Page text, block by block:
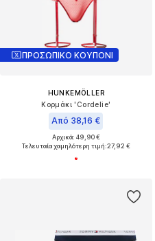
ΠΡΟΣΩΠΙΚΟ ΚΟΥΠΟΝΙ
HUNKEMÖLLER
Κορμάκι 'Cordelie'
Από 38,16 €
Αρχικά: 49,90 €
Τελευταία χαμηλότερη τιμή:27,92 €